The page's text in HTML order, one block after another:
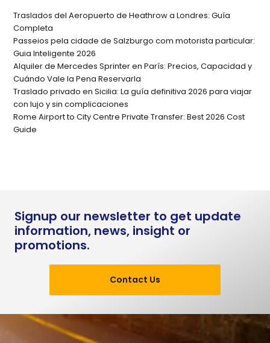
Traslados del Aeropuerto de Heathrow a Londres: Guía
Completa
Passeios pela cidade de Salzburgo com motorista particular:
Guia Inteligente 2026
Alquiler de Mercedes Sprinter en París: Precios, Capacidad y
Cuándo Vale la Pena Reservarla
Traslado privado en Sicilia: La guía definitiva 2026 para viajar
con lujo y sin complicaciones
Rome Airport to City Centre Private Transfer: Best 2026 Cost
Guide
Signup our newsletter to get update
information, news, insight or
promotions.
Contact Us